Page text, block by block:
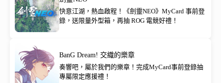
快意江湖，熱血啟程！《劍靈NEO》MyCard 事前登
錄，送限量外型箱，再抽 ROG 電競好禮！
BanG Dream! 交織的樂章
奏響吧，屬於我們的樂章！完成MyCard事前登錄抽
專屬限定應援禮！